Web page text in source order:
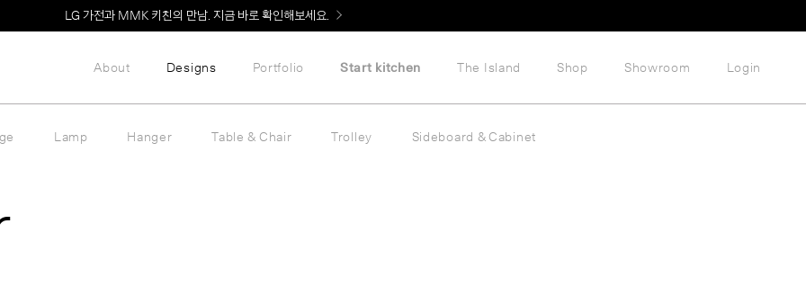
Welcome! 신규 회원가입 시 MMK Shop Coupon (총 60만원) 지급
About Designs Portfolio Start kitchen The Island Shop Showroom Login
Lamp Hanger Table & Chair Trolley Sideboard & Cabinet